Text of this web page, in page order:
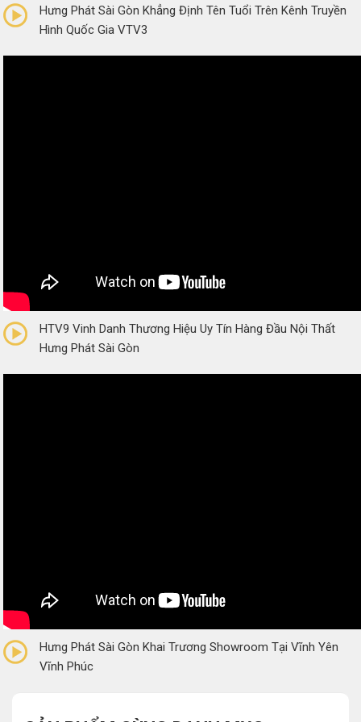
Hưng Phát Sài Gòn Khẳng Định Tên Tuổi Trên Kênh Truyền
Hình Quốc Gia VTV3
(0 Reviews)
HTV9 Vinh Danh Thương Hiệu Uy Tín Hàng Đầu Nội Thất
Hưng Phát Sài Gòn
(0 Reviews)
Hưng Phát Sài Gòn Khai Trương Showroom Tại Vĩnh Yên
Vĩnh Phúc